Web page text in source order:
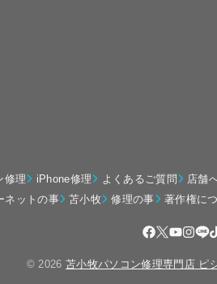
修理 iPhone修理 よくあるご質問 店舗
ネットの事
苫小牧 修理の事 著作権に
© 2026苫小牧パソコン修理専門店 ピ